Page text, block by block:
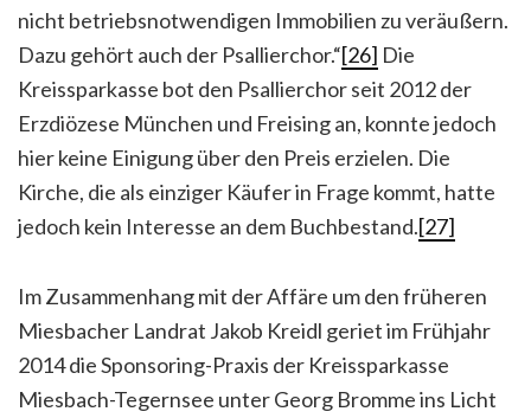
nicht betriebsnotwendigen Immobilien zu veräußern.
Dazu gehört auch der Psallierchor.“[26] Die
Kreissparkasse bot den Psallierchor seit 2012 der
Erzdiözese München und Freising an, konnte jedoch
hier keine Einigung über den Preis erzielen. Die
Kirche, die als einziger Käufer in Frage kommt, hatte
jedoch kein Interesse an dem Buchbestand.[27]
Im Zusammenhang mit der Affäre um den früheren
Miesbacher Landrat Jakob Kreidl geriet im Frühjahr
2014 die Sponsoring-Praxis der Kreissparkasse
Miesbach-Tegernsee unter Georg Bromme ins Licht